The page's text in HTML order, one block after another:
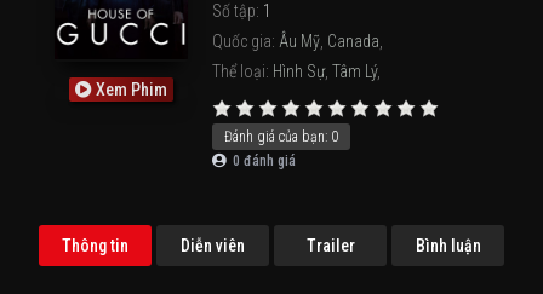
Xem Phim
Số tập: 1
Quốc gia: Âu Mỹ Canada
Thể loại: Hình Sự, Tâm Lý,
Đánh giá của bạn: 0
0 đánh giá
Thông tin Diễn viên Trailer Bình luận